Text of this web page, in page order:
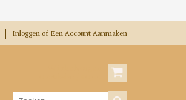
Inloggen of Een Account Aanmaken